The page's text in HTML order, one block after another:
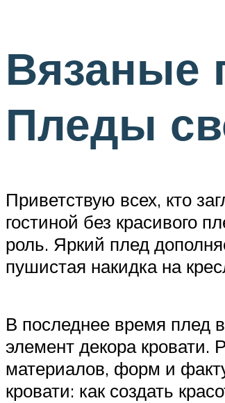
Вязаные
Пледы
Приветствую всех, кто
гостиной без красивого
роль. Яркий плед
пушистая накидка на
В последнее время плед
элемент декора
материалов, форм и
кровати: как создать